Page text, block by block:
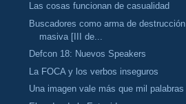
Las cosas funcionan de casualidad
Buscadores como arma de destrucción
masiva [III de...
Defcon 18: Nuevos Speakers
La FOCA y los verbos inseguros
Una imagen vale más que mil palabras